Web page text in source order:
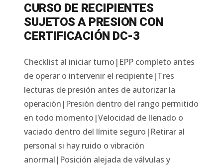
CURSO DE RECIPIENTES
SUJETOS A PRESION CON
CERTIFICACIÓN DC-3
Checklist al iniciar turno|EPP completo antes
de operar o intervenir el recipiente|Tres
lecturas de presión antes de autorizar la
operación|Presión dentro del rango permitido
en todo momento|Velocidad de llenado o
vaciado dentro del límite seguro|Retirar al
personal si hay ruido o vibración
anormal|Posición alejada de válvulas y